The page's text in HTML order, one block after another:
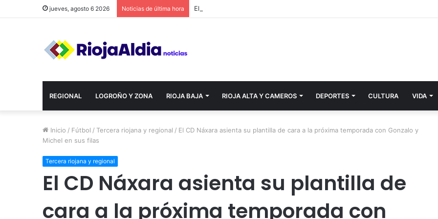
jueves, agosto 6 2026 Noticias de última hora
REGIONAL LOGROÑO Y ZONA RIOJA BAJA RIOJA ALTA Y CAMEROS DEPORTES CULTURA VIDA
Inicio / Fútbol / Tercera riojana y regional / El CD Náxara asienta su plantilla de cara a la próxima temporada con Gonzalo y
Michel en sus filas
Tercera riojana y regional
El CD Náxara asienta su plantilla de
cara a la próxima temporada con